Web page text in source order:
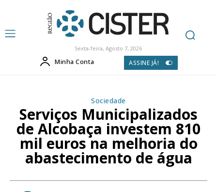
Sexta-feira, Agosto 7, 2026
Minha Conta ASSINE JÁ!
Sociedade
Serviços Municipalizados
de Alcobaça investem 810
mil euros na melhoria do
abastecimento de água